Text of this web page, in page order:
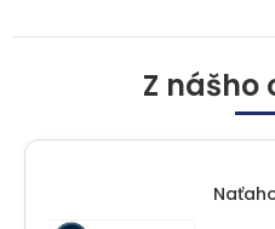
Z nášho